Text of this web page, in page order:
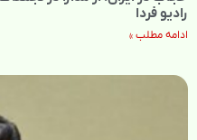
رادیو فردا
ادامه مطلب »